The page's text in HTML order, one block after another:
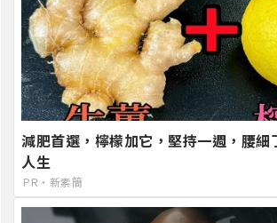
減肥首選，檸檬加它，堅持一週，腰細
人生
PR・新素簡